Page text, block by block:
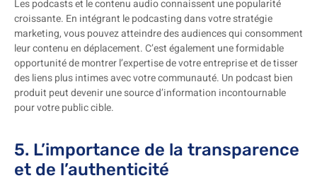
Les podcasts et le contenu audio connaissent une popularité
croissante. En intégrant le podcasting dans votre stratégie
marketing, vous pouvez atteindre des audiences qui consomment
leur contenu en déplacement. C’est également une formidable
opportunité de montrer l’expertise de votre entreprise et de tisser
des liens plus intimes avec votre communauté. Un podcast bien
produit peut devenir une source d’information incontournable
pour votre public cible.
5. L’importance de la transparence
et de l’authenticité